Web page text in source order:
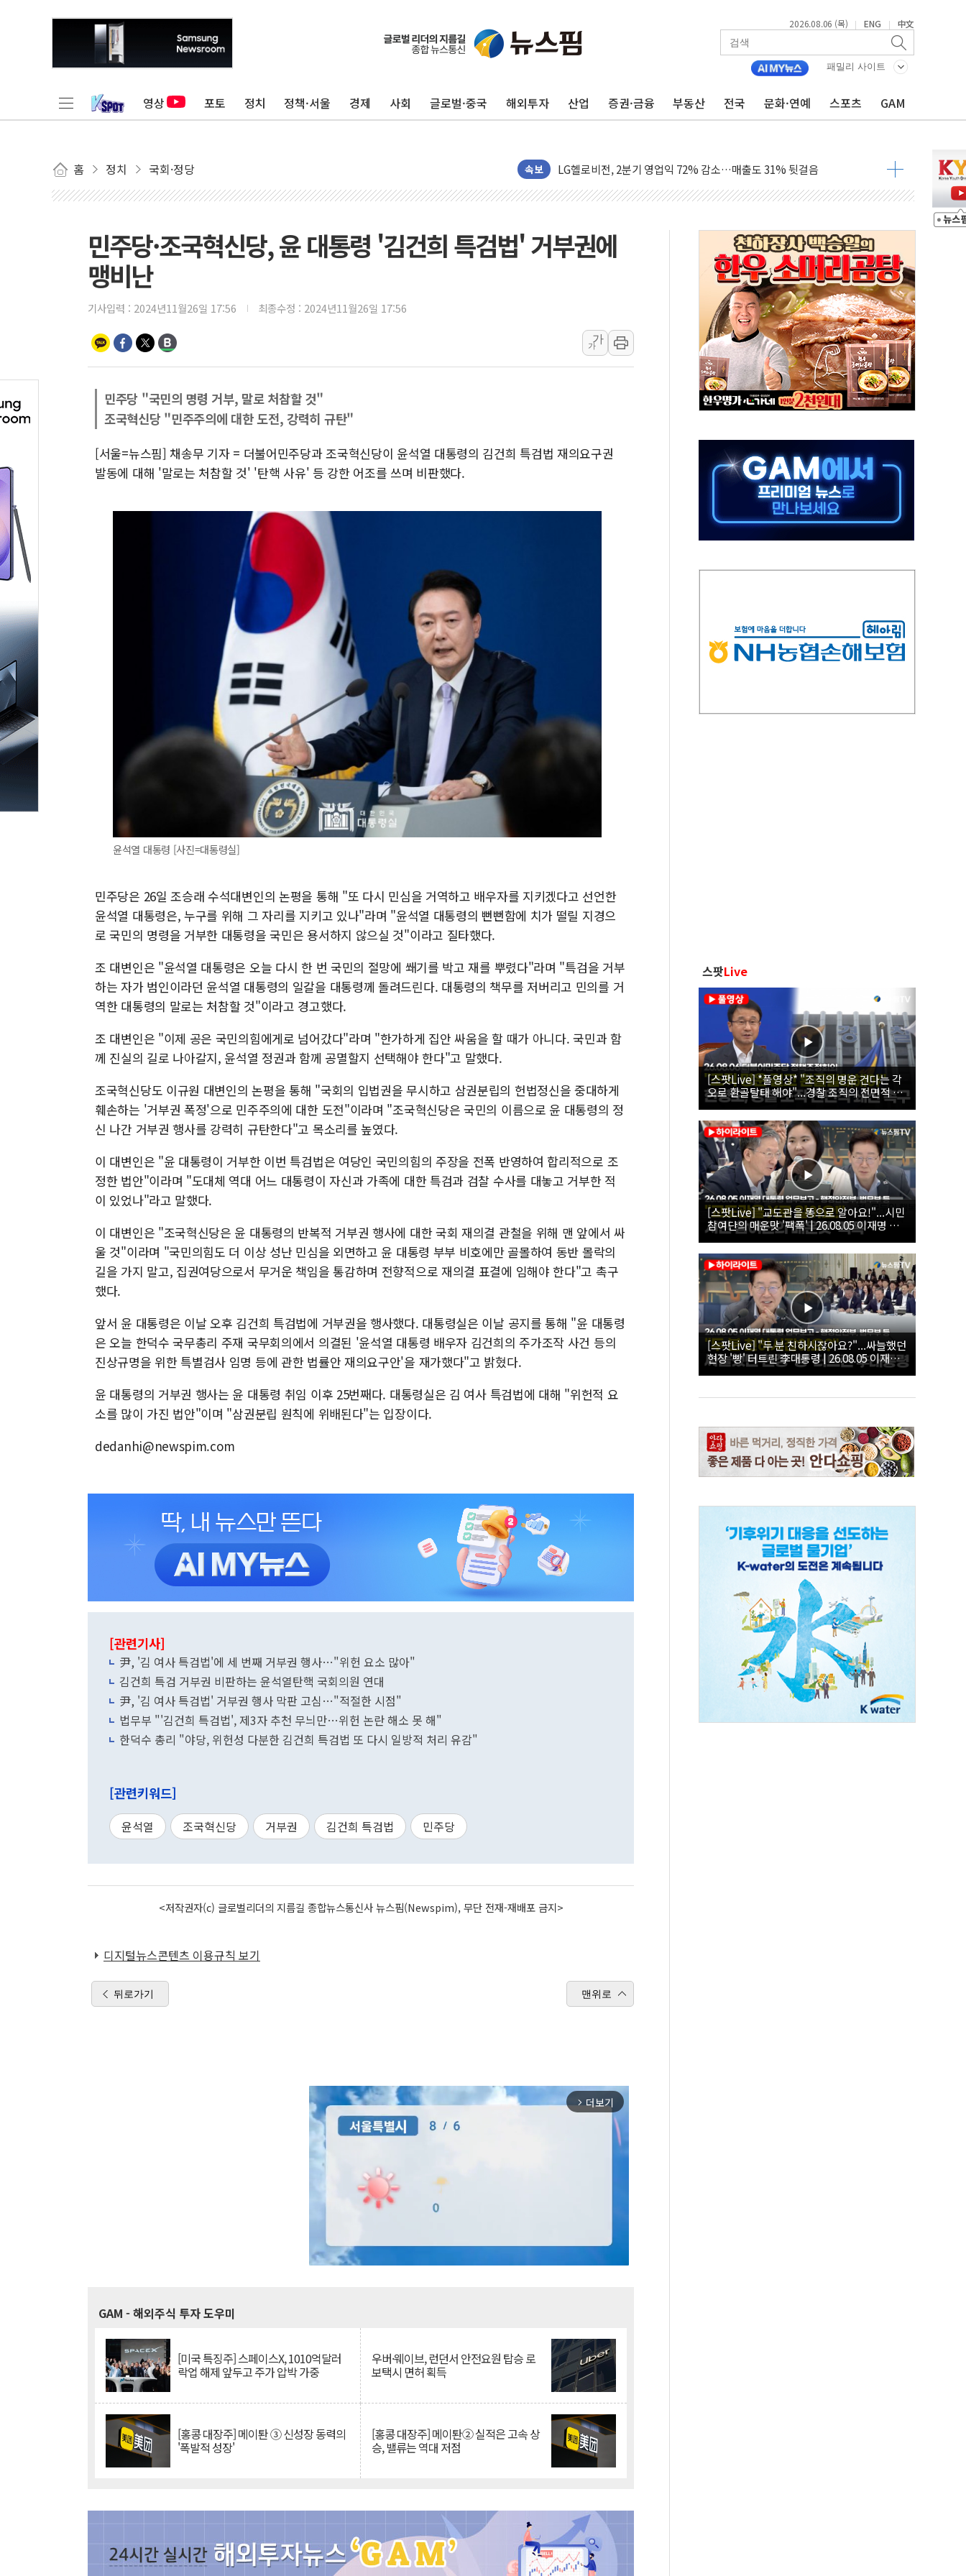
2026.08.06 (목) | ENG | 中文
패밀리 사이트
영상 포토 정치 정책·서울 경제 사회 글로벌·중국 해외투자 산업 증권·금융 부동산 전국 문화·연예 스포츠 GAM
홈 정치 국회·정당 속보
전문가들 "美 '선 호르무즈·후 핵협상' 전략, 이란에 주도권 넘길 위험"
유소년교육연구소, 충남교육청과 독서교육 사업 착수
[종합] 해수부, 신청사 부지 '부산 동구' 낙점…부산 북항에 짓는다
[컨콜] 카카오, "AI, 인프라보다는 일상에 투자할 계획"
태명실업, 표준협회 환경·안전경영 인증..."현장 관리체계 고도화"
디투엔지니어링, 한국ESG경영대상 중견기업 부문 최우수상 수상
삼성E&A, 공식 캐릭터 출시 1주년 행사..."소통·공감 가치 전파"
3년 내 같은 위반 반복하면 '원칙 고발'…공정위, 총수일가 편법 지배 차단
아모레퍼시픽 에스트라, 유로모니터 선정 '한국 1위 더마 브랜드'
폭염이 부른 갈등…배달기사·카페 점주 '흉기 위협' 시비에 경찰 조사
이문아이파크자이 보류지 14가구 나왔다…'국평' 17억원대
샌디스크 매출 전망 기대 못미쳐... 시간외 거래에서 8% 하락
DL이앤씨, AI로 건설현장 위험 예측…안전관리 체계 전면 개편
원희룡, 종합특검 2차 출석…"특검 위법에 단호히 대처할 것"
스타벅스, 장애인 치료비 1억 기부
디엑스앤브이엑스, 남미 공공기관과 KRNA 계약
민주당·조국혁신당, 윤 대통령 '김건희 특검법' 거부권에
맹비난
기사입력 : 2024년11월26일 17:56 최종수정 : 2024년11월26일 17:56
가
가
민주당 "국민의 명령 거부, 말로 처참할 것"
조국혁신당 "민주주의에 대한 도전, 강력히 규탄"
[서울=뉴스핌] 채송무 기자 = 더불어민주당과 조국혁신당이 윤석열 대통령의 김건희 특검법 재의요구권
발동에 대해 '말로는 처참할 것' '탄핵 사유' 등 강한 어조를 쓰며 비판했다.
윤석열 대통령 [사진=대통령실]
민주당은 26일 조승래 수석대변인의 논평을 통해 "또 다시 민심을 거역하고 배우자를 지키겠다고 선언한
윤석열 대통령은, 누구를 위해 그 자리를 지키고 있나"라며 "윤석열 대통령의 뻔뻔함에 치가 떨릴 지경으
로 국민의 명령을 거부한 대통령을 국민은 용서하지 않으실 것"이라고 질타했다.
조 대변인은 "윤석열 대통령은 오늘 다시 한 번 국민의 절망에 쐐기를 박고 재를 뿌렸다"라며 "특검을 거부
하는 자가 범인이라던 윤석열 대통령의 일갈을 대통령께 돌려드린다. 대통령의 책무를 저버리고 민의를 거
역한 대통령의 말로는 처참할 것"이라고 경고했다.
조 대변인은 "이제 공은 국민의힘에게로 넘어갔다"라며 "한가하게 집안 싸움을 할 때가 아니다. 국민과 함
께 진실의 길로 나아갈지, 윤석열 정권과 함께 공멸할지 선택해야 한다"고 말했다.
조국혁신당도 이규원 대변인의 논평을 통해 "국회의 입법권을 무시하고 삼권분립의 헌법정신을 중대하게
훼손하는 '거부권 폭정'으로 민주주의에 대한 도전"이라며 "조국혁신당은 국민의 이름으로 윤 대통령의 정
신 나간 거부권 행사를 강력히 규탄한다"고 목소리를 높였다.
이 대변인은 "윤 대통령이 거부한 이번 특검법은 여당인 국민의힘의 주장을 전폭 반영하여 합리적으로 조
정한 법안"이라며 "도대체 역대 어느 대통령이 자신과 가족에 대한 특검과 검찰 수사를 대놓고 거부한 적
이 있었나"라고 말했다.
이 대변인은 "조국혁신당은 윤 대통령의 반복적 거부권 행사에 대한 국회 재의결 관철을 위해 맨 앞에서 싸
울 것"이라며 "국민의힘도 더 이상 성난 민심을 외면하고 윤 대통령 부부 비호에만 골몰하여 동반 몰락의
길을 가지 말고, 집권여당으로서 무거운 책임을 통감하며 전향적으로 재의결 표결에 임해야 한다"고 촉구
했다.
앞서 윤 대통령은 이날 오후 김건희 특검법에 거부권을 행사했다. 대통령실은 이날 공지를 통해 "윤 대통령
은 오늘 한덕수 국무총리 주재 국무회의에서 의결된 '윤석열 대통령 배우자 김건희의 주가조작 사건 등의
진상규명을 위한 특별검사 임명 등에 관한 법률안 재의요구안'을 재가했다"고 밝혔다.
윤 대통령의 거부권 행사는 윤 대통령 취임 이후 25번째다. 대통령실은 김 여사 특검법에 대해 "위헌적 요
소를 많이 가진 법안"이며 "삼권분립 원칙에 위배된다"는 입장이다.
dedanhi@newspim.com
[관련기사]
尹, '김 여사 특검법'에 세 번째 거부권 행사…"위헌 요소 많아"
김건희 특검 거부권 비판하는 윤석열탄핵 국회의원 연대
尹, '김 여사 특검법' 거부권 행사 막판 고심…"적절한 시점"
법무부 "'김건희 특검법', 제3자 추천 무늬만…위헌 논란 해소 못 해"
한덕수 총리 "야당, 위헌성 다분한 김건희 특검법 또 다시 일방적 처리 유감"
[관련키워드]
윤석열 조국혁신당 거부권 김건희 특검법 민주당
<저작권자(c) 글로벌리더의 지름길 종합뉴스통신사 뉴스핌(Newspim), 무단 전재-재배포 금지>
디지털뉴스콘텐츠 이용규칙 보기
뒤로가기 맨위로
arrow_forward_ios 더보기
GAM - 해외주식 투자 도우미
[미국 특징주] 스페이스X, 1010억달러
락업 해제 앞두고 주가 압박 가중
우버·웨이브, 런던서 안전요원 탑승 로
보택시 면허 획득
[홍콩 대장주] 메이퇀 ③ 신성장 동력의
'폭발적 성장'
[홍콩 대장주] 메이퇀② 실적은 고속 상
승, 밸류는 역대 저점
스팟Live
[스팟Live] *풀영상* "조직의 명운 건다는 각
오로 환골탈태 해야"...경찰 조직의 전면적 쇄
신 촉구한 한병도 | 26.08.06 더불어민주당 정
책조정회의
[스팟Live] "교도관을 똥으로 알아요!"...시민
참여단의 매운맛 '팩폭' | 26.08.05 이재명 대
통령 업무보고 - 행정안전부, 법무부, 국무조
정실, 법제처, 인사혁신처
[스팟Live] "두 분 친하시잖아요?"...싸늘했던
현장 '빵' 터트린 李대통령 | 26.08.05 이재명
대통령 업무보고 - 행정안전부, 법무부 등